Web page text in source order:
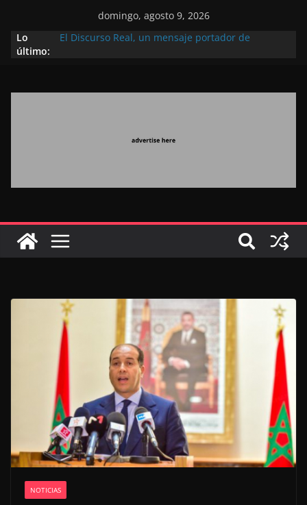
domingo, agosto 9, 2026
Lo
último:
El Discurso Real, un mensaje portador de
Extranjero: al servicio de los grandes proyectos de
Marruecos gracias a una visión estratégica
destinada a consolidar la posición de Marruecos
en una economía mundial competitiva (politólogo
marroquí-estadounidense)
NOTICIAS